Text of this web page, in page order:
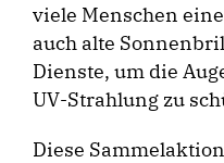
viele Menschen
auch alte
Dienste, um die
UV-Strahlung zu
Diese